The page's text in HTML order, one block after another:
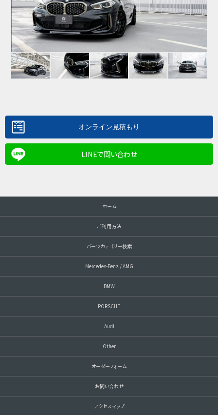
LINEで問い合わせ
ホーム
ご利用方法
パーツカテゴリー検索
Mercedes-Benz / AMG
BMW
PORSCHE
Audi
Other
オーダーフォーム
お問い合わせ
アクセスマップ